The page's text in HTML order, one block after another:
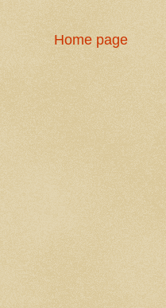
Home page